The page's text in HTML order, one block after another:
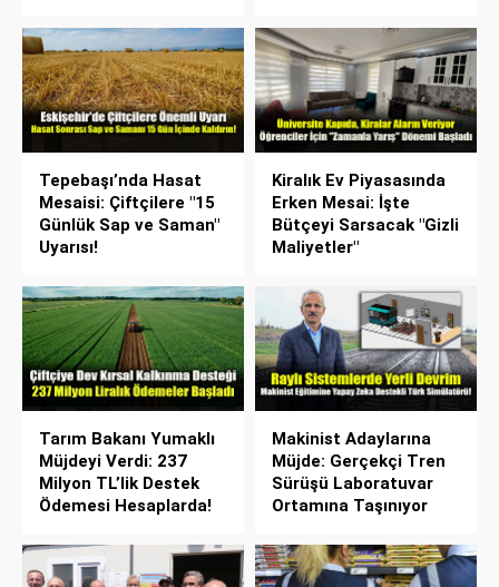
Tepebaşı’nda Hasat
Mesaisi: Çiftçilere "15
Günlük Sap ve Saman"
Uyarısı!
Kiralık Ev Piyasasında
Erken Mesai: İşte
Bütçeyi Sarsacak "Gizli
Maliyetler"
Tarım Bakanı Yumaklı
Müjdeyi Verdi: 237
Milyon TL’lik Destek
Ödemesi Hesaplarda!
Makinist Adaylarına
Müjde: Gerçekçi Tren
Sürüşü Laboratuvar
Ortamına Taşınıyor